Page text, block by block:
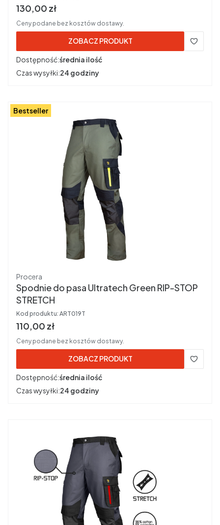
Cena brutto
130,00 zł
Ceny podane bez kosztów dostawy.
ZOBACZ PRODUKT
Dostępność:średnia ilość
Czas wysyłki:24 godziny
Bestseller
Producent
Procera
Spodnie do pasa Ultratech Green RIP-STOP
STRETCH
Kod produktu: ART019T
Cena brutto
110,00 zł
Ceny podane bez kosztów dostawy.
ZOBACZ PRODUKT
Dostępność:średnia ilość
Czas wysyłki:24 godziny